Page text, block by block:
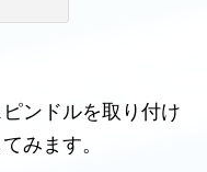
ンドルを取り付け
みます。